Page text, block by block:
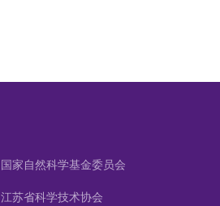
国家自然科学基金委员会
江苏省科学技术协会